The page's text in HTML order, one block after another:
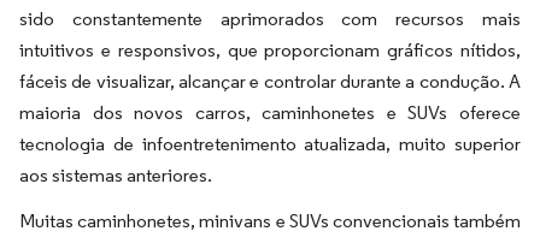
sido constantemente aprimorados com recursos mais
intuitivos e responsivos, que proporcionam gráficos nítidos,
fáceis de visualizar, alcançar e controlar durante a condução. A
maioria dos novos carros, caminhonetes e SUVs oferece
tecnologia de infoentretenimento atualizada, muito superior
aos sistemas anteriores.
Muitas caminhonetes, minivans e SUVs convencionais também